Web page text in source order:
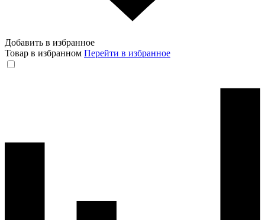
Добавить в избранное
Товар в избранном Перейти в избранное